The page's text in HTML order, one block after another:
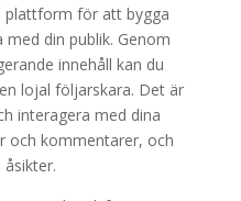
plattform för att bygga
din publik. Genom
innehåll kan du
lojal följarskara. Det är
interagera med dina
och kommentarer, och